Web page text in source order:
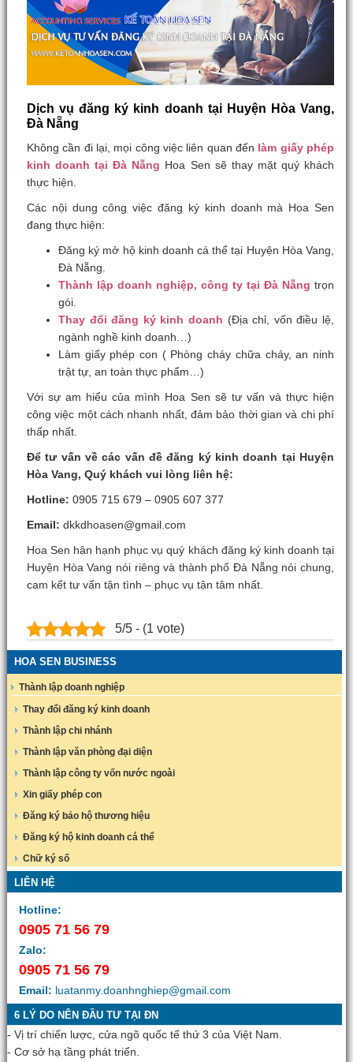
Dịch vụ đăng ký kinh doanh tại Huyện Hòa Vang,
Đà Nẵng
Không cần đi lại, mọi công việc liên quan đến làm giấy phép
kinh doanh tại Đà Nẵng Hoa Sen sẽ thay mặt quý khách
thực hiện.
Các nội dung công việc đăng ký kinh doanh mà Hoa Sen
đang thực hiện:
Đăng ký mở hộ kinh doanh cá thể tại Huyện Hòa Vang,
Đà Nẵng.
Thành lập doanh nghiệp, công ty tại Đà Nẵng trọn
gói.
Thay đổi đăng ký kinh doanh (Địa chỉ, vốn điều lệ,
ngành nghề kinh doanh…)
Làm giấy phép con ( Phòng cháy chữa cháy, an ninh
trật tự, an toàn thực phẩm…)
Với sự am hiểu của mình Hoa Sen sẽ tư vấn và thực hiện
công việc một cách nhanh nhất, đảm bảo thời gian và chi phí
thấp nhất.
Để tư vấn về các vấn đề đăng ký kinh doanh tại Huyện
Hòa Vang, Quý khách vui lòng liên hệ:
Hotline: 0905 715 679 – 0905 607 377
Email: dkkdhoasen@gmail.com
Hoa Sen hân hạnh phục vụ quý khách đăng ký kinh doanh tại
Huyện Hòa Vang nói riêng và thành phố Đà Nẵng nói chung,
cam kết tư vấn tận tình – phục vụ tận tâm nhất.
5/5 - (1 vote)
HOA SEN BUSINESS
Thành lập doanh nghiệp
Thay đổi đăng ký kinh doanh
Thành lập chi nhánh
Thành lập văn phòng đại diện
Thành lập công ty vốn nước ngoài
Xin giấy phép con
Đăng ký bảo hộ thương hiệu
Đăng ký hộ kinh doanh cá thể
Chữ ký số
LIÊN HỆ
Hotline:
0905 71 56 79
Zalo:
0905 71 56 79
Email: luatanmy.doanhnghiep@gmail.com
6 LÝ DO NÊN ĐẦU TƯ TẠI ĐN
- Vị trí chiến lược, cửa ngõ quốc tế thứ 3 của Việt Nam.
- Cơ sở hạ tầng phát triển.